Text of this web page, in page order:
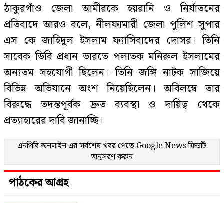
ঠাকুরগাঁও জেলা আমীরকে হয়রানি ও নির্যাতনের
প্রতিবাদে আরও বলে, নীলফামারী জেলা পুলিশ সুপার
এস কে জাহিদুল ইসলাম ফ্যাসিবাদের দোসর। তিনি
সাবেক ডিবি প্রধান ভারতে পলাতক মনিরুল ইসলামের
অন্যতম সহযোগী ছিলেন। তিনি জঙ্গি নাটক সাজিয়ে
বিভিন্ন অভিযানে অংশ নিয়েছিলেন। অবিলম্বে তার
বিরুদ্ধে তদন্তপূর্বক দ্রুত ব্যবস্থা ও দায়িত্ব থেকে
প্রত্যাহারের দাবি জানাচ্ছি।
এনপিবি অনলাইন এর সর্বশেষ খবর পেতে Google Newsফিডটি
অনুসরণ করুন
পাঠকের আগ্রহ